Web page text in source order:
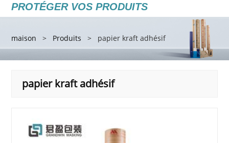
PROTÉGER VOS PRODUITS
maison > Produits > papier kraft adhésif
papier kraft adhésif